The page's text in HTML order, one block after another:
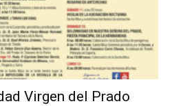
Virgen del Prado